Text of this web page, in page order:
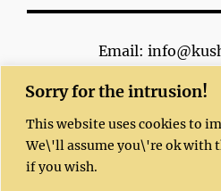
Sorry for the intrusion!
This website uses cookies to
We\'ll assume you\'re ok with
if you wish.
Email: